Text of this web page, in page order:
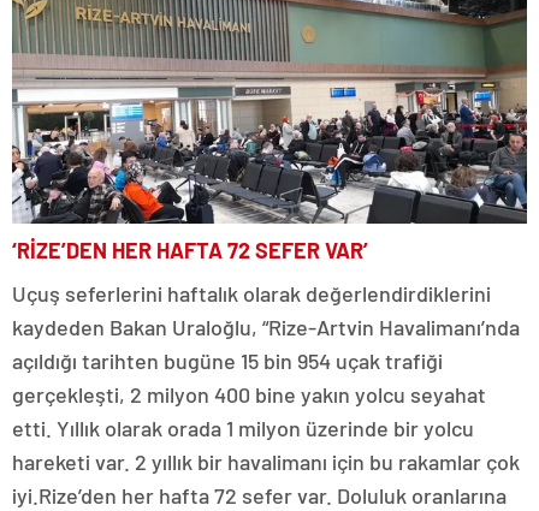
‘RİZE’DEN HER HAFTA 72 SEFER VAR’
Uçuş seferlerini haftalık olarak değerlendirdiklerini
kaydeden Bakan Uraloğlu, “Rize-Artvin Havalimanı’nda
açıldığı tarihten bugüne 15 bin 954 uçak trafiği
gerçekleşti, 2 milyon 400 bine yakın yolcu seyahat
etti. Yıllık olarak orada 1 milyon üzerinde bir yolcu
hareketi var. 2 yıllık bir havalimanı için bu rakamlar çok
iyi.Rize’den her hafta 72 sefer var. Doluluk oranlarına